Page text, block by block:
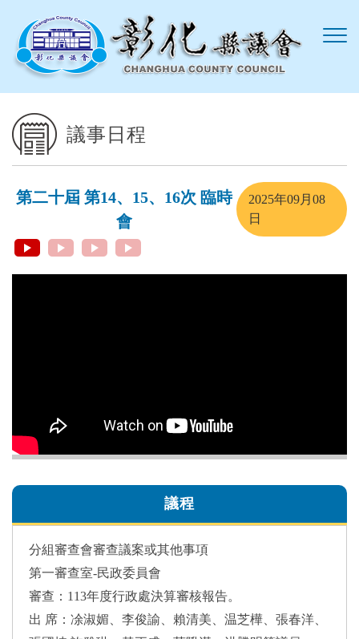
議事日程
第二十屆 第14、15、16次 臨時
會
2025年09月08
日
議程
分組審查會審查議案或其他事項
第一審查室-民政委員會
審查：113年度行政處決算審核報告。
出 席：凃淑媚、李俊諭、賴清美、温芝樺、張春洋、